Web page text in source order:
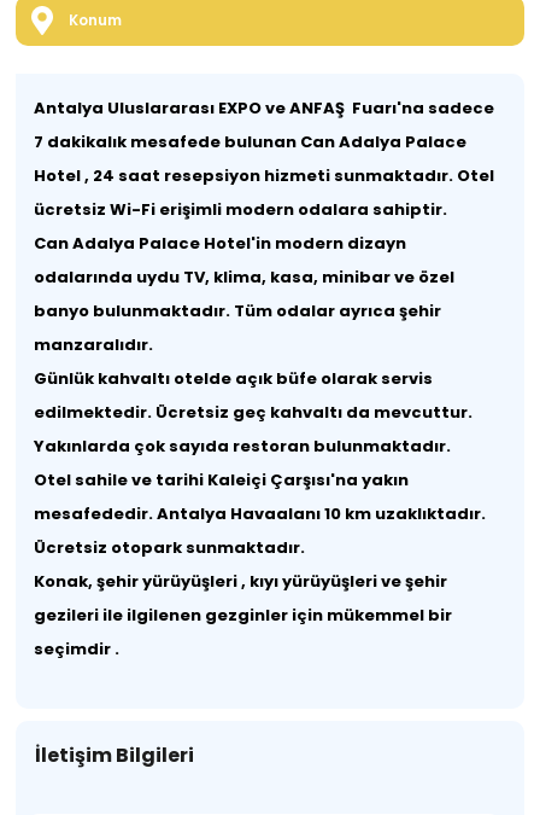
Konum
Antalya Uluslararası EXPO ve ANFAŞ Fuarı'na sadece
7 dakikalık mesafede bulunan Can Adalya Palace
Hotel , 24 saat resepsiyon hizmeti sunmaktadır. Otel
ücretsiz Wi-Fi erişimli modern odalara sahiptir.
Can Adalya Palace Hotel'in modern dizayn
odalarında uydu TV, klima, kasa, minibar ve özel
banyo bulunmaktadır. Tüm odalar ayrıca şehir
manzaralıdır.
Günlük kahvaltı otelde açık büfe olarak servis
edilmektedir. Ücretsiz geç kahvaltı da mevcuttur.
Yakınlarda çok sayıda restoran bulunmaktadır.
Otel sahile ve tarihi Kaleiçi Çarşısı'na yakın
mesafededir. Antalya Havaalanı 10 km uzaklıktadır.
Ücretsiz otopark sunmaktadır.
Konak, şehir yürüyüşleri , kıyı yürüyüşleri ve şehir
gezileri ile ilgilenen gezginler için mükemmel bir
seçimdir .
İletişim Bilgileri